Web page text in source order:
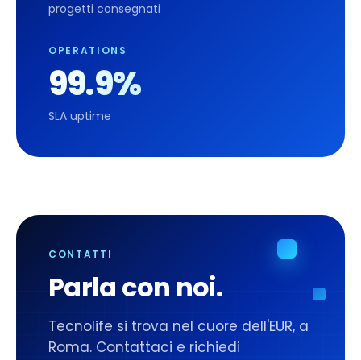
progetti consegnati
OPERATIONS
99.9%
SLA uptime
CONTATTI
Parla con noi.
Tecnolife si trova nel cuore dell'EUR, a
Roma. Contattaci e richiedi